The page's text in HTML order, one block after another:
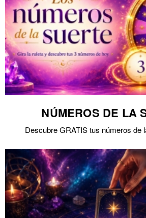
NÚMEROS DE LA
Descubre GRATIS tus números de